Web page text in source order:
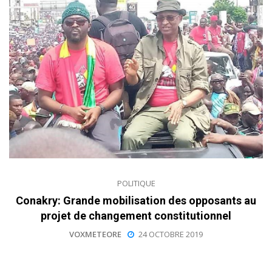
POLITIQUE
Conakry: Grande mobilisation des opposants au
projet de changement constitutionnel
VOXMETEORE 24 OCTOBRE 2019